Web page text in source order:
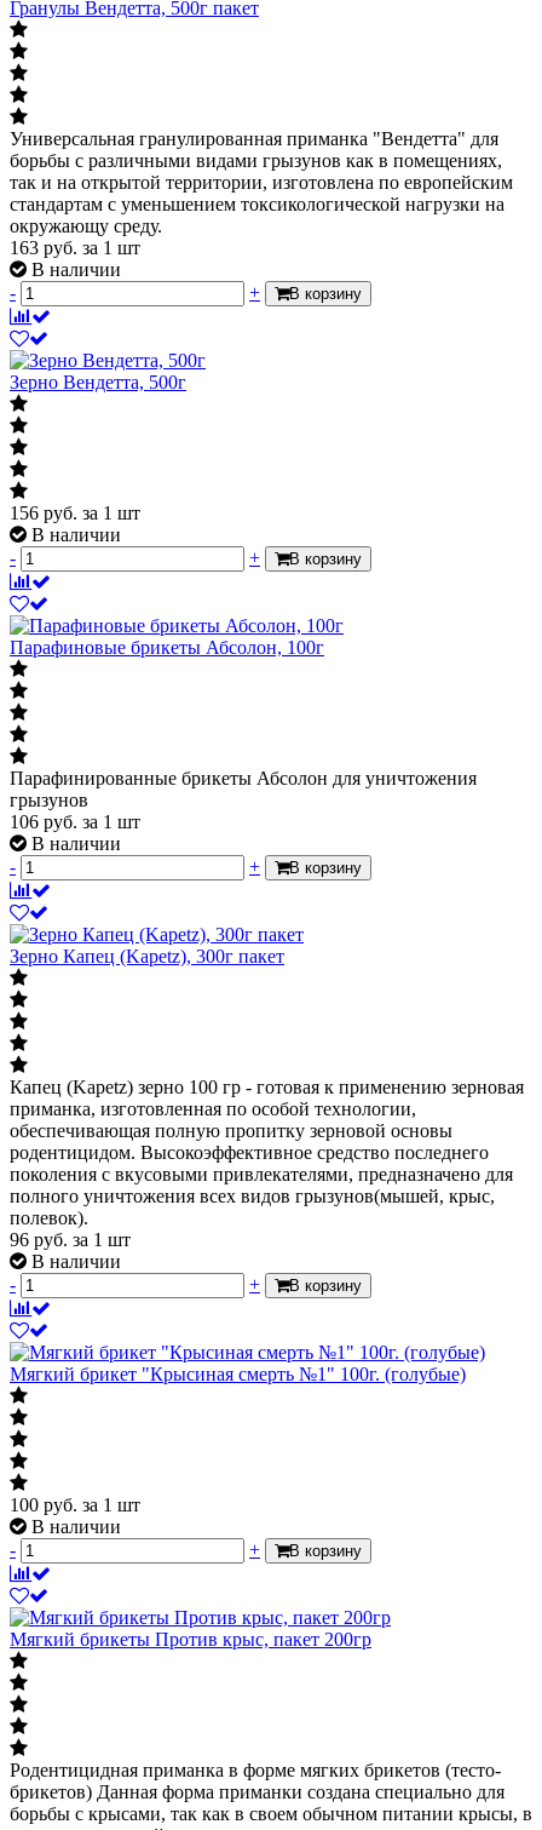
Гранулы Вендетта, 500г пакет
Универсальная гранулированная приманка "Вендетта" для
борьбы с различными видами грызунов как в помещениях,
так и на открытой территории, изготовлена по европейским
стандартам с уменьшением токсикологической нагрузки на
окружающу среду.
163 руб. за 1 шт
В наличии
-
+ В корзину
Зерно Вендетта, 500г
156 руб. за 1 шт
В наличии
-
+ В корзину
Парафиновые брикеты Абсолон, 100г
Парафинированные брикеты Абсолон для уничтожения
грызунов
106 руб. за 1 шт
В наличии
-
+ В корзину
Зерно Капец (Kapetz), 300г пакет
Капец (Kapetz) зерно 100 гр - готовая к применению зерновая
приманка, изготовленная по особой технологии,
обеспечивающая полную пропитку зерновой основы
родентицидом. Высокоэффективное средство последнего
поколения с вкусовыми привлекателями, предназначено для
полного уничтожения всех видов грызунов(мышей, крыс,
полевок).
96 руб. за 1 шт
В наличии
-
+ В корзину
Мягкий брикет "Крысиная смерть №1" 100г. (голубые)
100 руб. за 1 шт
В наличии
-
+ В корзину
Мягкий брикеты Против крыс, пакет 200гр
Родентицидная приманка в форме мягких брикетов (тесто-
брикетов) Данная форма приманки создана специально для
борьбы с крысами, так как в своем обычном питании крысы, в